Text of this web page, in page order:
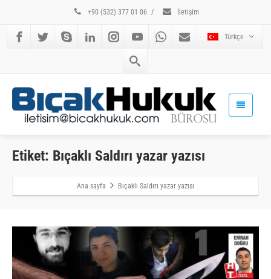
+90 (532) 377 01 06 / İletişim
Türkçe
Etiket: Bıçaklı Saldırı yazar yazısı
Ana sayfa Bıçaklı Saldırı yazar yazısı